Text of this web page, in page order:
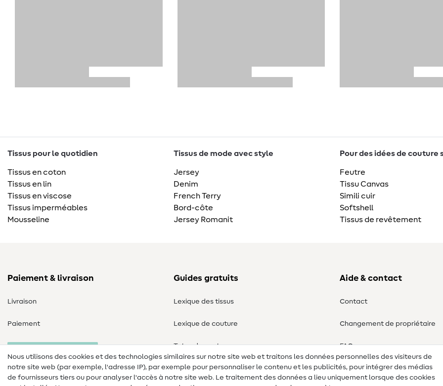
Tissus pour le quotidien
Tissus en coton
Tissus en lin
Tissus en viscose
Tissus imperméables
Mousseline
Tissus de mode avec style
Jersey
Denim
French Terry
Bord-côte
Jersey Romanit
Pour des idées de couture
Feutre
Tissu Canvas
Simili cuir
Softshell
Tissus de revêtement
Paiement & livraison
Livraison
Paiement
Guides gratuits
Lexique des tissus
Lexique de couture
Tutos de couture
Aide & contact
Contact
Changement de propriétaire
FAQ
Droit de rétractation
Nous utilisons des cookies et des technologies similaires sur notre site web et traitons les données personnelles des visiteurs de
notre site web (par exemple, l'adresse IP), par exemple pour personnaliser le contenu et les publicités, pour intégrer des médias
de fournisseurs tiers ou pour analyser l'accès à notre site web. Le traitement des données a lieu uniquement lorsque des cookies